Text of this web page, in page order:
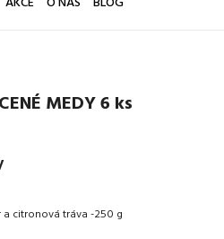
MEDY 6 ks
citronová tráva -250 g